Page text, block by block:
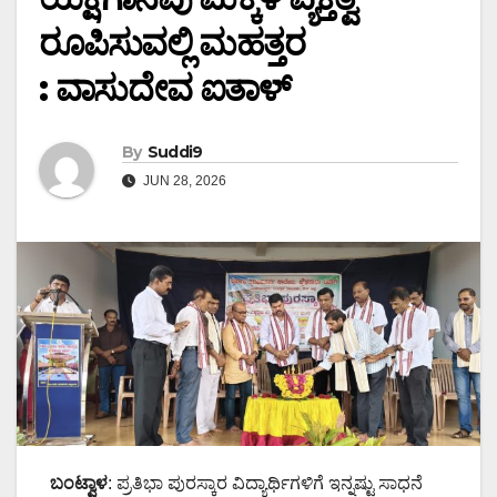
ರೂಪಿಸುವಲ್ಲಿ ಮಹತ್ತರ
: ವಾಸುದೇವ ಐತಾಳ್
By Suddi9
JUN 28, 2026
ಬಂಟ್ವಾಳ: ಪ್ರತಿಭಾ ಪುರಸ್ಕಾರ ವಿದ್ಯಾರ್ಥಿಗಳಿಗೆ ಇನ್ನಷ್ಟು ಸಾಧನೆ